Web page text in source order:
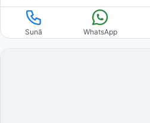
Sună WhatsApp